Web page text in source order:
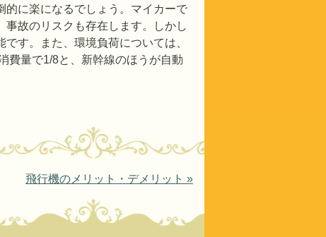
的に楽になるでしょう。マイカーで
故のリスクも存在します。しかし
す。また、環境負荷については、
費量で1/8と、新幹線のほうが自動
飛行機のメリット・デメリット »